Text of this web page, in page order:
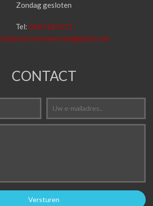
Zondag gesloten
Tel: 0681182311
mygsmstoremaarssen@gmail.com
CONTACT